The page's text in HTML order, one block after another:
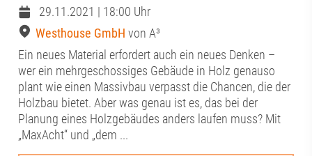
29.11.2021 | 18:00 Uhr
Westhouse GmbH von A³
Ein neues Material erfordert auch ein neues Denken –
wer ein mehrgeschossiges Gebäude in Holz genauso
plant wie einen Massivbau verpasst die Chancen, die der
Holzbau bietet. Aber was genau ist es, das bei der
Planung eines Holzgebäudes anders laufen muss? Mit
„MaxAcht“ und „dem ...